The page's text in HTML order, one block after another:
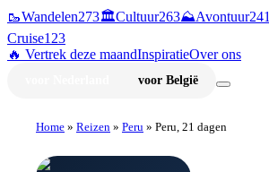
🥾Wandelen273🏛️Cultuur263⛰️Avontuur241
Cruise123
🔥 Vertrek deze maandInspiratieOver ons
voor België
Home » Reizen » Peru » Peru, 21 dagen